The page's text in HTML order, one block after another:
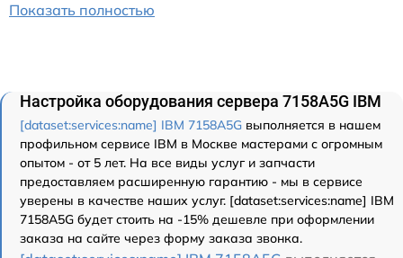
Показать полностью
Настройка оборудования сервера 7158A5G IBM
[dataset:services:name] IBM 7158A5G выполняется в нашем
профильном сервисе IBM в Москве мастерами с огромным
опытом - от 5 лет. На все виды услуг и запчасти
предоставляем расширенную гарантию - мы в сервисе
уверены в качестве наших услуг. [dataset:services:name] IBM
7158A5G будет стоить на -15% дешевле при оформлении
заказа на сайте через форму заказа звонка.